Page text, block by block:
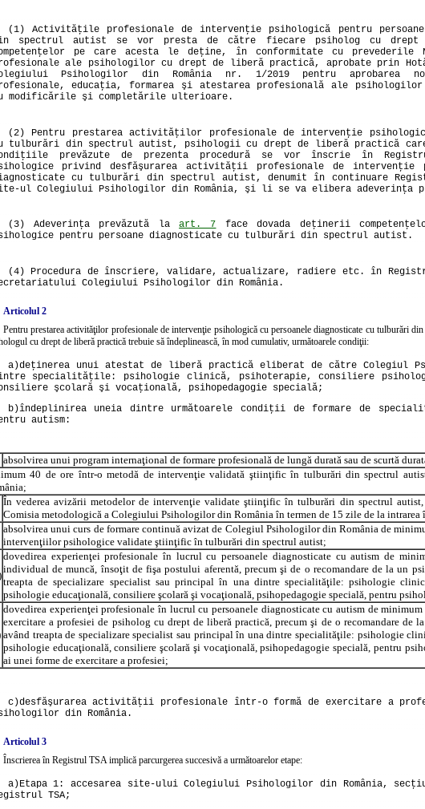
(1) Activităţile profesionale de intervenţie psihologică pentru
spectrul autist se vor presta de către fiecare psiholog cu
pe care acesta le deţine, în conformitate cu prevederile
ale psihologilor cu drept de liberă practică, aprobate prin
Psihologilor din România nr. 1/2019 pentru aprobarea
educaţia, formarea şi atestarea profesională ale
modificările şi completările ulterioare.
(2) Pentru prestarea activităţilor profesionale de intervenţie
tulburări din spectrul autist, psihologii cu drept de liberă practică care
prevăzute de prezenta procedură se vor înscrie în
privind desfăşurarea activităţii profesionale de intervenţie
cu tulburări din spectrul autist, denumit în continuare
ul Colegiului Psihologilor din România, şi li se va elibera adeverinţa
(3) Adeverinţa prevăzută laart. 7 face dovada deţinerii
pentru persoane diagnosticate cu tulburări din spectrul autist.
(4) Procedura de înscriere, validare, actualizare, radiere etc. în
Colegiului Psihologilor din România.
Articolul 2
Pentru prestarea activităţilor profesionale de intervenţie psihologică cu persoanele diagnosticate cu tulburări
cu drept de liberă practică trebuie să îndeplinească, în mod cumulativ, următoarele condiţii:
a)deţinerea unui atestat de liberă practică eliberat de către Colegiul
specialităţile: psihologie clinică, psihoterapie, consiliere
şcolară şi vocaţională, psihopedagogie specială;
b)îndeplinirea uneia dintre următoarele condiţii de formare de
autism:
absolvirea unui program internaţional de formare profesională de lungă durată sau de scurtă
40 de ore într-o metodă de intervenţie validată ştiinţific în tulburări din spectrul
În vederea avizării metodelor de intervenţie validate ştiinţific în tulburări din spectrul autist,
Comisia metodologică a Colegiului Psihologilor din România în termen de 15 zile de la intrarea
absolvirea unui curs de formare continuă avizat de Colegiul Psihologilor din România de
intervenţiilor psihologice validate ştiinţific în tulburări din spectrul autist;
dovedirea experienţei profesionale în lucrul cu persoanele diagnosticate cu autism de
individual de muncă, însoţit de fişa postului aferentă, precum şi de o recomandare de la un
treapta de specializare specialist sau principal în una dintre specialităţile: psihologie
psihologie educaţională, consiliere şcolară şi vocaţională, psihopedagogie specială, pentru
dovedirea experienţei profesionale în lucrul cu persoanele diagnosticate cu autism de
exercitare a profesiei de psiholog cu drept de liberă practică, precum şi de o recomandare de
având treapta de specializare specialist sau principal în una dintre specialităţile: psihologie
psihologie educaţională, consiliere şcolară şi vocaţională, psihopedagogie specială, pentru
ai unei forme de exercitare a profesiei;
c)desfăşurarea activităţii profesionale într-o formă de exercitare a
din România.
Articolul 3
Înscrierea în Registrul TSA implică parcurgerea succesivă a următoarelor etape:
a)Etapa 1: accesarea site-ului Colegiului Psihologilor din România,
TSA;